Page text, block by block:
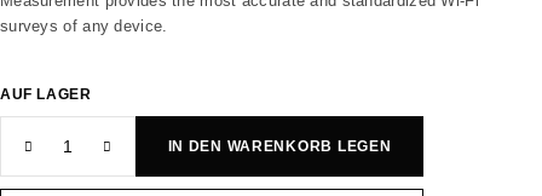
surveys of any device.
AUF LAGER
IN DEN WARENKORB LEGEN